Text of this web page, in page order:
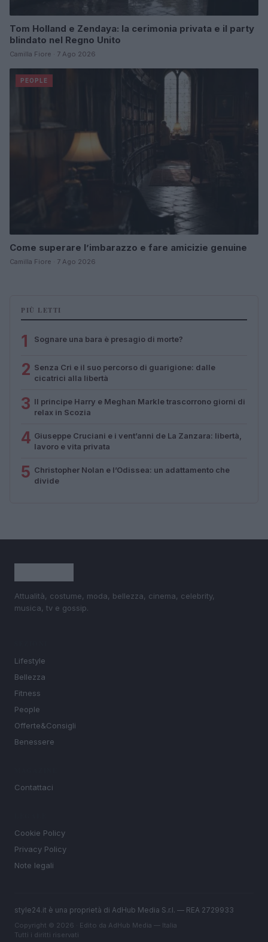
Tom Holland e Zendaya: la cerimonia privata e il party
blindato nel Regno Unito
Camilla Fiore · 7 Ago 2026
PEOPLE
Come superare l’imbarazzo e fare amicizie genuine
Camilla Fiore · 7 Ago 2026
PIÙ LETTI
1 Sognare una bara è presagio di morte?
2 Senza Cri e il suo percorso di guarigione: dalle
cicatrici alla libertà
3 Il principe Harry e Meghan Markle trascorrono giorni di
relax in Scozia
4 Giuseppe Cruciani e i vent’anni de La Zanzara: libertà,
lavoro e vita privata
5 Christopher Nolan e l’Odissea: un adattamento che
divide
Attualità, costume, moda, bellezza, cinema, celebrity,
musica, tv e gossip.
Lifestyle
Bellezza
Fitness
People
Offerte&Consigli
Benessere
Contattaci
Cookie Policy
Privacy Policy
Note legali
style24.it è una proprietà di AdHub Media S.r.l. — REA 2729933
Copyright © 2026 · Edito da AdHub Media — Italia
Tutti i diritti riservati